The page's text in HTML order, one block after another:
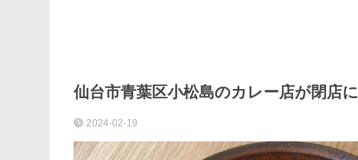
仙台市青葉区小松島のカレー店が閉店に
2024-02-19